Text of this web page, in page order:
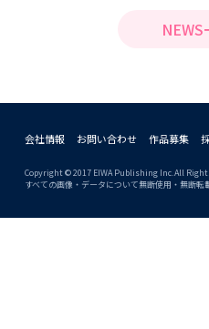
会社情報 お問い合わせ 作品募集
Copyright © 2017 EIWA Publishing Inc.All
すべての画像・データについて無断使用・無断転